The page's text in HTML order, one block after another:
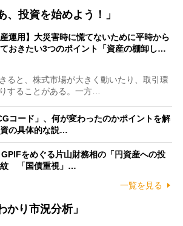
、投資を始めよう！」
産運用】大災害時に慌てないために平時から
おきたい3つのポイント「資産の棚卸し…
ると、株式市場が大きく動いたり、取引環
することがある。一方…
コード」、何が変わったのかポイントを解
の具体的な説…
GPIFをめぐる片山財務相の「円資産への投
紋 「国債重視」…
一覧を見る
かり市況分析」